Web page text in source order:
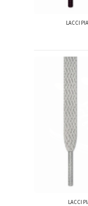
LACCI
LACCI